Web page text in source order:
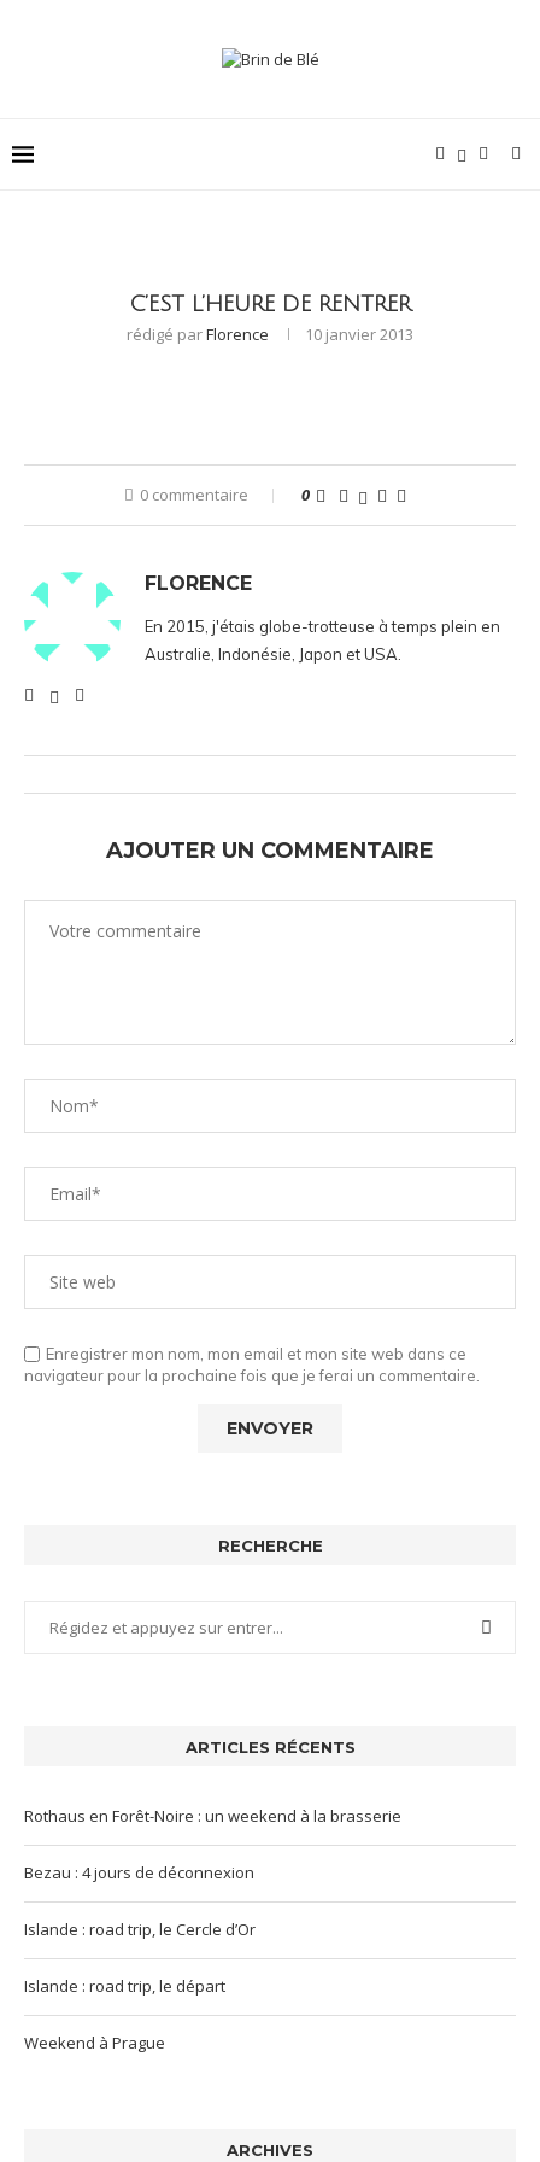
C’EST L’HEURE DE RENTRER
rédigé parFlorence 10 janvier 2013
0 commentaire 0
FLORENCE
En 2015, j'étais globe-trotteuse à temps plein en
Australie, Indonésie, Japon et USA.
AJOUTER UN COMMENTAIRE
Enregistrer mon nom, mon email et mon site web dans ce
navigateur pour la prochaine fois que je ferai un commentaire.
RECHERCHE
ARTICLES RÉCENTS
Rothaus en Forêt-Noire : un weekend à la brasserie
Bezau : 4 jours de déconnexion
Islande : road trip, le Cercle d’Or
Islande : road trip, le départ
Weekend à Prague
ARCHIVES